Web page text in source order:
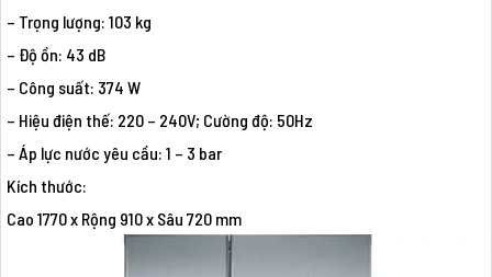
– Trọng lượng: 103 kg
– Độ ồn: 43 dB
– Công suất: 374 W
– Hiệu điện thế: 220 – 240V; Cường độ: 50Hz
– Áp lực nước yêu cầu: 1 – 3 bar
Kích thước:
Cao 1770 x Rộng 910 x Sâu 720 mm